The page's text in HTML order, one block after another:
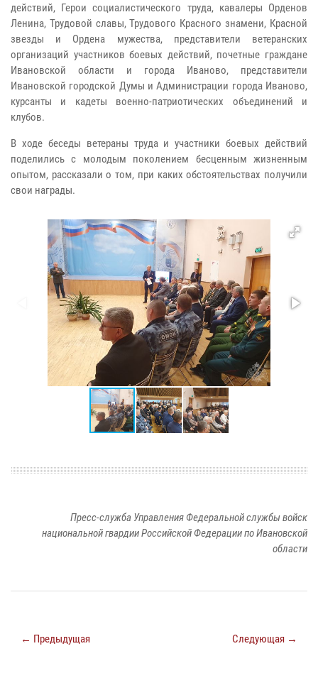
действий, Герои социалистического труда, кавалеры Орденов
Ленина, Трудовой славы, Трудового Красного знамени, Красной
звезды и Ордена мужества, представители ветеранских
организаций участников боевых действий, почетные граждане
Ивановской области и города Иваново, представители
Ивановской городской Думы и Администрации города Иваново,
курсанты и кадеты военно-патриотических объединений и
клубов.
В ходе беседы ветераны труда и участники боевых действий
поделились с молодым поколением бесценным жизненным
опытом, рассказали о том, при каких обстоятельствах получили
свои награды.
Пресс-служба Управления Федеральной службы войск
национальной гвардии Российской Федерации по Ивановской
области
← Предыдущая Следующая →